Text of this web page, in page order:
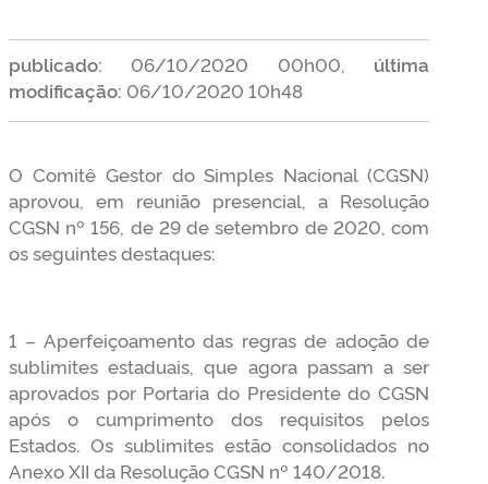
publicado: 06/10/2020 00h00, última
modificação: 06/10/2020 10h48
O Comitê Gestor do Simples Nacional (CGSN)
aprovou, em reunião presencial, a Resolução
CGSN nº 156, de 29 de setembro de 2020, com
os seguintes destaques:
1 – Aperfeiçoamento das regras de adoção de
sublimites estaduais, que agora passam a ser
aprovados por Portaria do Presidente do CGSN
após o cumprimento dos requisitos pelos
Estados. Os sublimites estão consolidados no
Anexo XII da Resolução CGSN nº 140/2018.